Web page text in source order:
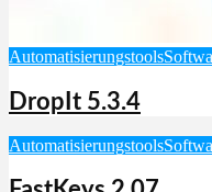
Automatisierungstools
DropIt 5.3.4
Automatisierungstools